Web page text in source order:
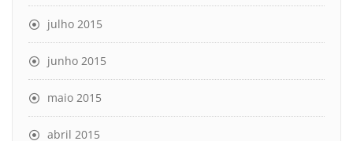
julho 2015
junho 2015
maio 2015
abril 2015